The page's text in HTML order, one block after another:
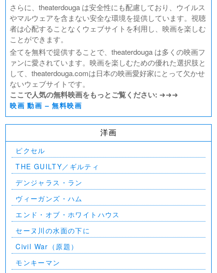
さらに、theaterdouga は安全性にも配慮しており、ウイルス
やマルウェアを含まない安全な環境を提供しています。視聴
者は心配することなくウェブサイトを利用し、映画を楽しむ
ことができます。
全てを無料で提供することで、theaterdouga は多くの映画フ
ァンに愛されています。映画を楽しむための優れた選択肢と
して、theaterdouga.comは日本の映画愛好家にとって欠かせ
ないウェブサイトです。
ここで人気の無料映画をもっとご覧ください: ➜➜➜
映画 動画 – 無料映画
洋画
ピクセル
THE GUILTY／ギルティ
デンジャラス・ラン
ヴィーガンズ・ハム
エンド・オブ・ホワイトハウス
セーヌ川の水面の下に
Civil War（原題）
モンキーマン